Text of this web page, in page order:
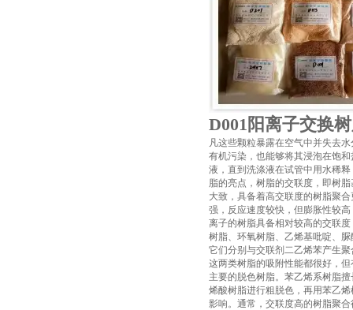
D001阳离子交换
凡这些颗粒暴露在空气中并失去
有机污染，也能够将其浸泡在饱
液，直到洗涤液在试管中用水稀
脂的亮点，树脂的交联度，即树
大致，具备着高交联度的树脂聚
强，反应速度较快，但膨胀性较
离子的树脂具备相对较高的交联
树脂、环氧树脂、乙烯基吡啶、
它们分别与交联剂二乙烯苯产生
这两类树脂的吸附性能都很好，
主要的脱色树脂。苯乙烯系树脂
烯酸树脂进行粗脱色，再用苯乙
影响。通常，交联度高的树脂聚